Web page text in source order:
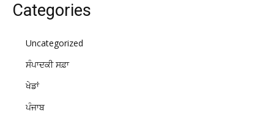
Categories
Uncategorized
ਸੰਪਾਦਕੀ ਸਫ਼ਾ
ਖੇਡਾਂ
ਪੰਜਾਬ